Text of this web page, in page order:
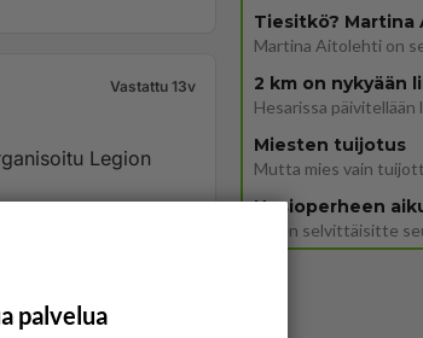
Vastattu 13v
Legion
Miesten tuijotus
palvelua